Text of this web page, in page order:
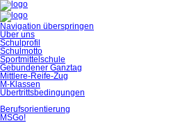
Navigation überspringen
Über uns
Schulprofil
Schulmotto
Sportmittelschule
Gebundener Ganztag
Mittlere-Reife-Zug
M-Klassen
Übertrittsbedingungen
Berufsorientierung
MSGo!